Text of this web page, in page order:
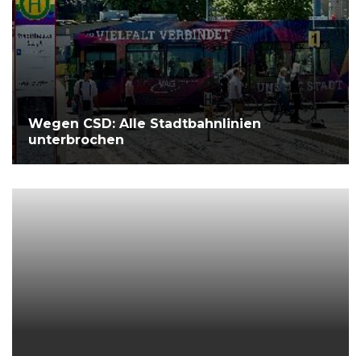
Wegen CSD: Alle Stadtbahnlinien
unterbrochen